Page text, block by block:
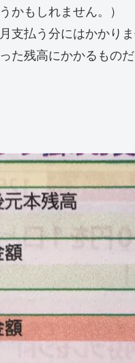
かもしれません。）
支払う分にはかかりま
た残高にかかるものだ